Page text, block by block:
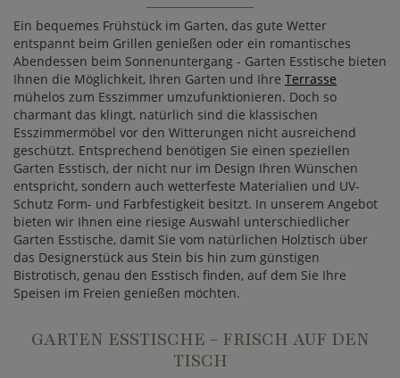
Ein bequemes Frühstück im Garten, das gute Wetter
entspannt beim Grillen genießen oder ein romantisches
Abendessen beim Sonnenuntergang - Garten Esstische bieten
Ihnen die Möglichkeit, Ihren Garten und Ihre Terrasse
mühelos zum Esszimmer umzufunktionieren. Doch so
charmant das klingt, natürlich sind die klassischen
Esszimmermöbel vor den Witterungen nicht ausreichend
geschützt. Entsprechend benötigen Sie einen speziellen
Garten Esstisch, der nicht nur im Design Ihren Wünschen
entspricht, sondern auch wetterfeste Materialien und UV-
Schutz Form- und Farbfestigkeit besitzt. In unserem Angebot
bieten wir Ihnen eine riesige Auswahl unterschiedlicher
Garten Esstische, damit Sie vom natürlichen Holztisch über
das Designerstück aus Stein bis hin zum günstigen
Bistrotisch, genau den Esstisch finden, auf dem Sie Ihre
Speisen im Freien genießen möchten.
GARTEN ESSTISCHE - FRISCH AUF DEN
TISCH